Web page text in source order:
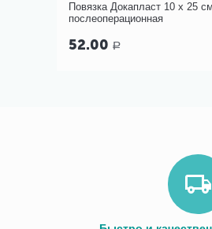
Повязка Докапласт 10 х 25 см
послеоперационная
52.00 Р